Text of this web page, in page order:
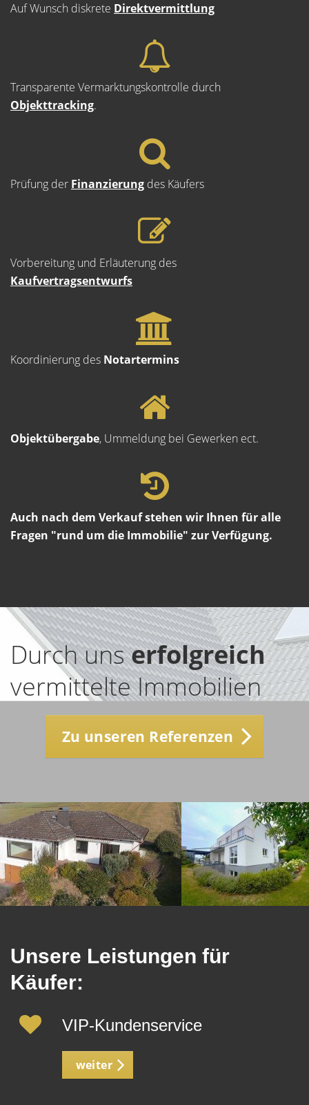
Auf Wunsch diskrete Direktvermittlung
Transparente Vermarktungskontrolle durch
Objekttracking.
Prüfung der Finanzierung des Käufers
Vorbereitung und Erläuterung des
Kaufvertragsentwurfs
Koordinierung des Notartermins
Objektübergabe, Ummeldung bei Gewerken ect.
Auch nach dem Verkauf stehen wir Ihnen für alle
Fragen "rund um die Immobilie" zur Verfügung.
Durch unserfolgreich
vermittelte Immobilien
Zu unseren Referenzen
Unsere Leistungen für
Käufer:
VIP-Kundenservice
weiter